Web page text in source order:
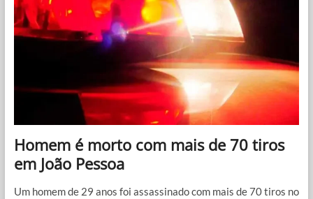
em
apartamento,
em
João
Homem é morto com mais de 70 tiros
em João Pessoa
Um homem de 29 anos foi assassinado com mais de 70 tiros no